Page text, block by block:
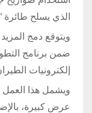
الذي يسلح طائرة
إلكترونيات
ويشمل هذا العمل
عرض كبيرة،